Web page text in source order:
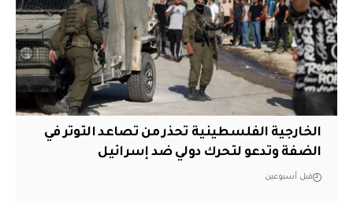
الخارجية الفلسطينية تحذر من تصاعد التوتر في
الضفة وتدعو لتحرك دولي ضد إسرائيل
قبل أسبوعين